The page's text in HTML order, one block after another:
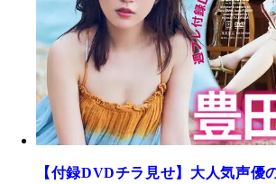
【付録DVDチラ見せ】大人気声優